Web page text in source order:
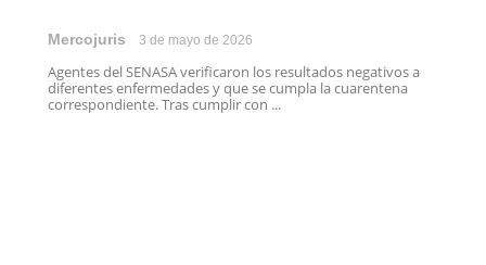
Mercojuris 3 de mayo de 2026
Agentes del SENASA verificaron los resultados negativos a
diferentes enfermedades y que se cumpla la cuarentena
correspondiente. Tras cumplir con ...